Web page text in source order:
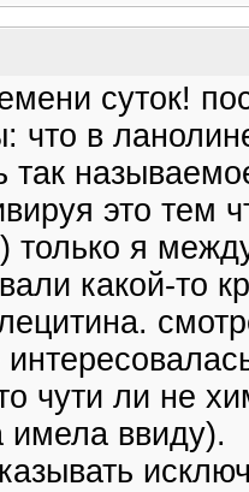
суток!
что в
так
это тем
я между
какой-то
чути ли не
имела ввиду).